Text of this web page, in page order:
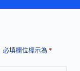
必填欄位標示為 *